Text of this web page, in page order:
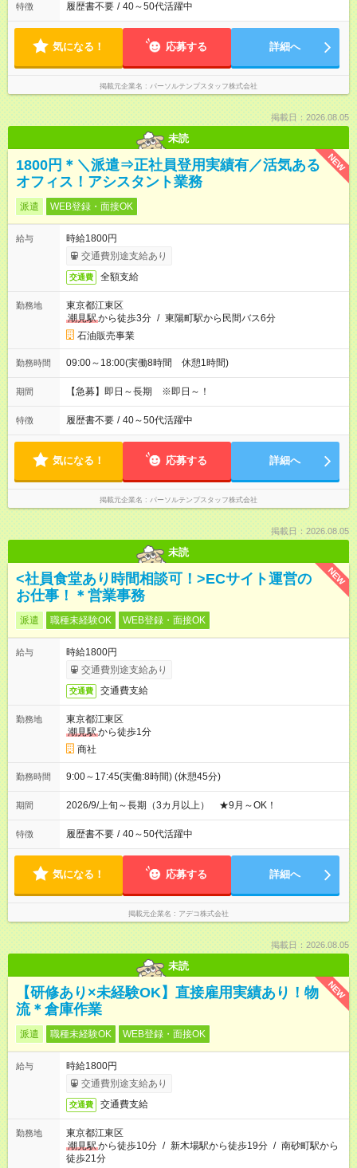
特徴 履歴書不要 / 40～50代活躍中
気になる！ 応募する 詳細へ
掲載元企業名 パーソルテンプスタッフ株式会社
掲載日：2026.08.05
未読
NEW
1800円＊＼派遣⇒正社員登用実績有／活気ある
オフィス！アシスタント業務
派遣 WEB登録・面接OK
給与
時給1800円
交通費別途支給あり
交通費 全額支給
勤務地
東京都江東区
潮見駅から徒歩3分 / 東陽町駅から民間バス6分
石油販売事業
勤務時間 09:00～18:00(実働8時間 休憩1時間)
期間 【急募】即日～長期 ※即日～！
特徴 履歴書不要 / 40～50代活躍中
気になる！ 応募する 詳細へ
掲載元企業名 パーソルテンプスタッフ株式会社
掲載日：2026.08.05
未読
NEW
<社員食堂あり時間相談可！>ECサイト運営の
お仕事！＊営業事務
派遣 職種未経験OK WEB登録・面接OK
給与
時給1800円
交通費別途支給あり
交通費 交通費支給
勤務地
東京都江東区
潮見駅から徒歩1分
商社
勤務時間 9:00～17:45(実働:8時間) (休憩45分)
期間 2026/9/上旬～長期（3カ月以上） ★9月～OK！
特徴 履歴書不要 / 40～50代活躍中
気になる！ 応募する 詳細へ
掲載元企業名 アデコ株式会社
掲載日：2026.08.05
未読
NEW
【研修あり×未経験OK】直接雇用実績あり！物
流＊倉庫作業
派遣 職種未経験OK WEB登録・面接OK
給与
時給1800円
交通費別途支給あり
交通費 交通費支給
勤務地
東京都江東区
潮見駅から徒歩10分 / 新木場駅から徒歩19分 / 南砂町駅から
徒歩21分